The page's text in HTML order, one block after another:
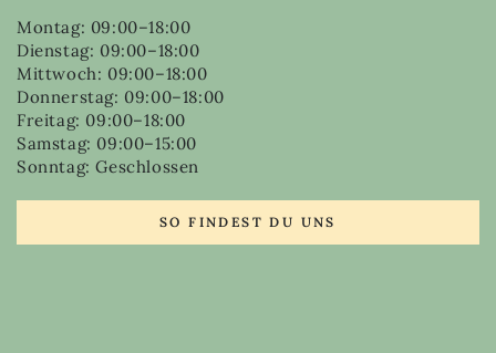
Montag: 09:00–18:00
Dienstag: 09:00–18:00
Mittwoch: 09:00–18:00
Donnerstag: 09:00–18:00
Freitag: 09:00–18:00
Samstag: 09:00–15:00
Sonntag: Geschlossen
SO FINDEST DU UNS